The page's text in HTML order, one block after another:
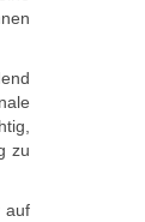
zu
auf